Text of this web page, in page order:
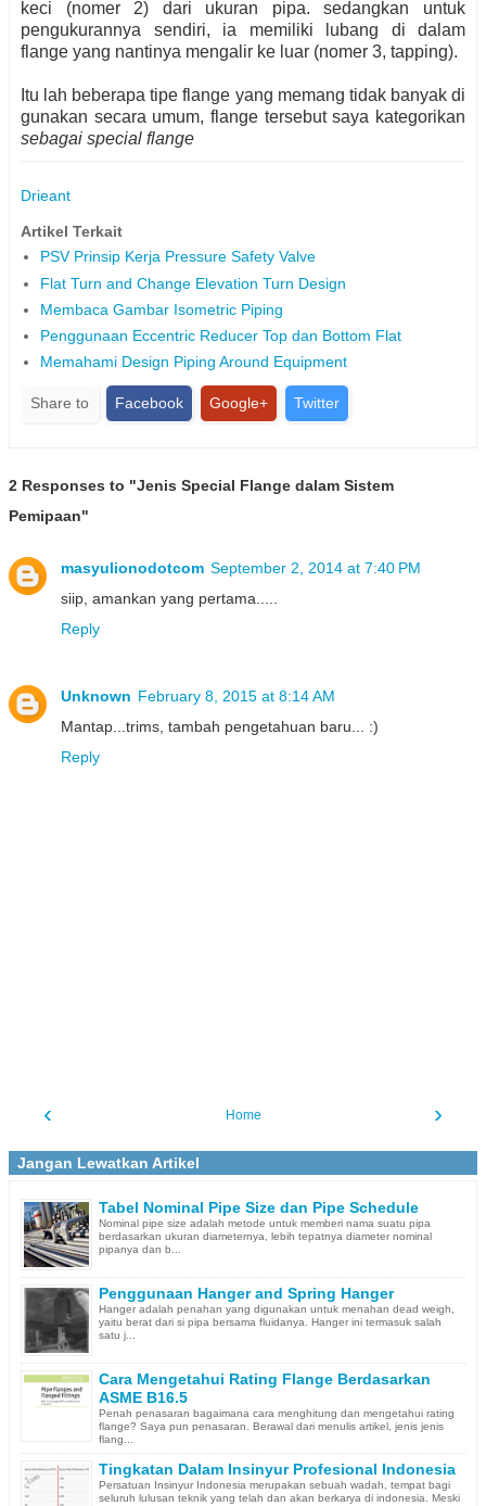
keci (nomer 2) dari ukuran pipa. sedangkan untuk
pengukurannya sendiri, ia memiliki lubang di dalam
flange yang nantinya mengalir ke luar (nomer 3, tapping).
Itu lah beberapa tipe flange yang memang tidak banyak di
gunakan secara umum, flange tersebut saya kategorikan
sebagai special flange
Drieant
Artikel Terkait
PSV Prinsip Kerja Pressure Safety Valve
Flat Turn and Change Elevation Turn Design
Membaca Gambar Isometric Piping
Penggunaan Eccentric Reducer Top dan Bottom Flat
Memahami Design Piping Around Equipment
Share to Facebook Google+ Twitter
2 Responses to "Jenis Special Flange dalam Sistem
Pemipaan"
masyulionodotcom September 2, 2014 at 7:40 PM
siip, amankan yang pertama.....
Reply
Unknown February 8, 2015 at 8:14 AM
Mantap...trims, tambah pengetahuan baru... :)
Reply
‹ ›
Home
Jangan Lewatkan Artikel
Tabel Nominal Pipe Size dan Pipe Schedule
Nominal pipe size adalah metode untuk memberi nama suatu pipa
berdasarkan ukuran diameternya, lebih tepatnya diameter nominal
pipanya dan b...
Penggunaan Hanger and Spring Hanger
Hanger adalah penahan yang digunakan untuk menahan dead weigh,
yaitu berat dari si pipa bersama fluidanya. Hanger ini termasuk salah
satu j...
Cara Mengetahui Rating Flange Berdasarkan
ASME B16.5
Penah penasaran bagaimana cara menghitung dan mengetahui rating
flange? Saya pun penasaran. Berawal dari menulis artikel, jenis jenis
flang...
Tingkatan Dalam Insinyur Profesional Indonesia
Persatuan Insinyur Indonesia merupakan sebuah wadah, tempat bagi
seluruh lulusan teknik yang telah dan akan berkarya di indonesia. Meski